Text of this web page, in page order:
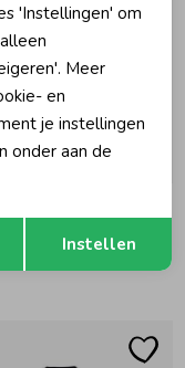
-20% korting
Opslaan
'Instellingen' om
Meer
en
je instellingen
onder aan de
Instellen